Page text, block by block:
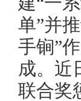
单”并
手锏”
成。近
联合奖